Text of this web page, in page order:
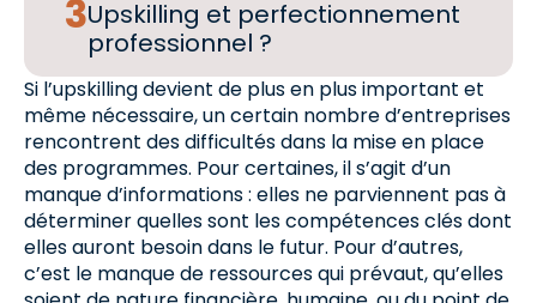
Upskilling et perfectionnement
professionnel ?
Si l’upskilling devient de plus en plus important et
même nécessaire, un certain nombre d’entreprises
rencontrent des difficultés dans la mise en place
des programmes. Pour certaines, il s’agit d’un
manque d’informations : elles ne parviennent pas à
déterminer quelles sont les compétences clés dont
elles auront besoin dans le futur. Pour d’autres,
c’est le manque de ressources qui prévaut, qu’elles